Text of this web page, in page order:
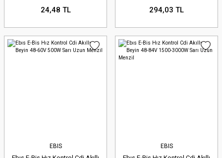
24,48 TL 294,03 TL
EBIS EBIS